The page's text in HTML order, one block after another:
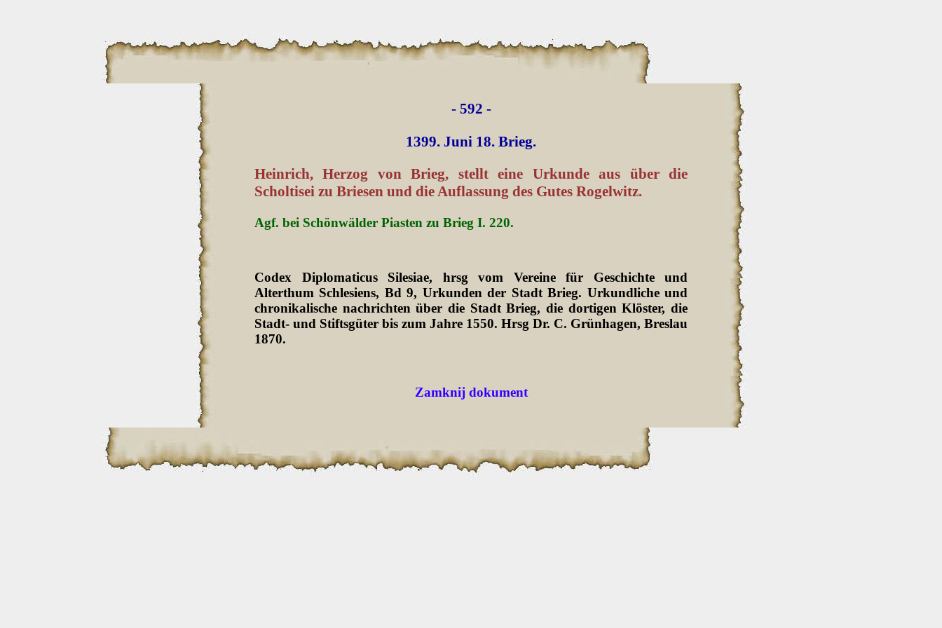
- 592 -
1399. Juni 18. Brieg.
Heinrich, Herzog von Brieg, stellt eine Urkunde aus über die
Scholtisei zu Briesen und die Auflassung des Gutes Rogelwitz.
Agf. bei Schönwälder Piasten zu Brieg I. 220.
Codex Diplomaticus Silesiae, hrsg vom Vereine für Geschichte und
Alterthum Schlesiens, Bd 9, Urkunden der Stadt Brieg. Urkundliche und
chronikalische nachrichten über die Stadt Brieg, die dortigen Klöster, die
Stadt- und Stiftsgüter bis zum Jahre 1550. Hrsg Dr. C. Grünhagen, Breslau
1870.
Zamknij dokument